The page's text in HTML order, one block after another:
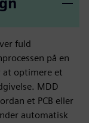
fuld
på en
at optimere et
MDD
et PCB eller
automatisk